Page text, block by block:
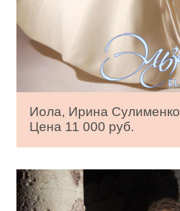
Иола, Ирина Сулименко
Цена 11 000 руб.